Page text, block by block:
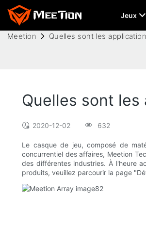
Jeux
Meetion Quelles sont les
Quelles sont
2020-12-02 632
Le casque de jeu, composé de
concurrentiel des affaires, Meetion
des différentes industries. À l'heure
produits, veuillez parcourir la page